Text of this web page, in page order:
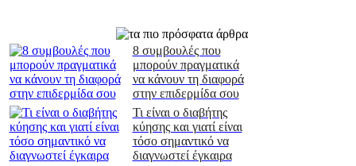
8 συμβουλές που
μπορούν πραγματικά
να κάνουν τη διαφορά
στην επιδερμίδα σου
Τι είναι ο διαβήτης
κύησης και γιατί είναι
τόσο σημαντικό να
διαγνωστεί έγκαιρα